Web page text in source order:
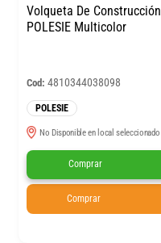
Volqueta De Construcción
POLESIE Multicolor
Cod: 4810344038098
POLESIE
No Disponible en local seleccionado
Comprar
Comprar